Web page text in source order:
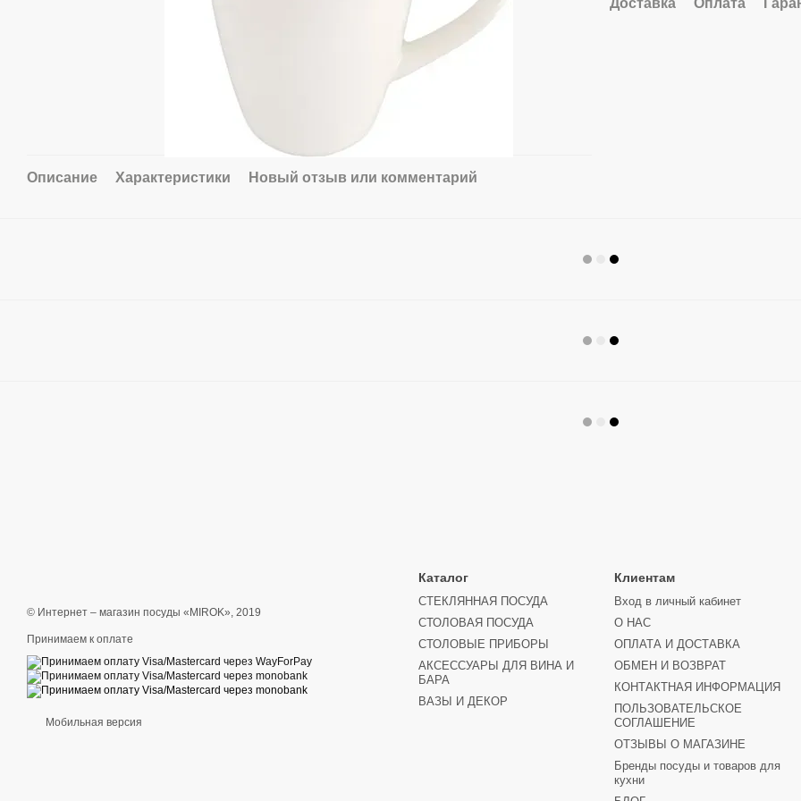
Описание Характеристики Новый отзыв или комментарий
Доставка Оплата
© Интернет – магазин посуды «MIROK», 2019
Принимаем к оплате
Мобильная версия
Каталог
СТЕКЛЯННАЯ ПОСУДА
СТОЛОВАЯ ПОСУДА
СТОЛОВЫЕ ПРИБОРЫ
АКСЕССУАРЫ ДЛЯ ВИНА И
БАРА
ВАЗЫ И ДЕКОР
Клиентам
Вход в личный кабинет
О НАС
ОПЛАТА И ДОСТАВКА
ОБМЕН И ВОЗВРАТ
КОНТАКТНАЯ ИНФОРМАЦИЯ
ПОЛЬЗОВАТЕЛЬСКОЕ
СОГЛАШЕНИЕ
ОТЗЫВЫ О МАГАЗИНЕ
Бренды посуды и товаров для
кухни